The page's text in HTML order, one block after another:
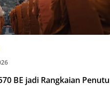
BE jadi Rangkaian